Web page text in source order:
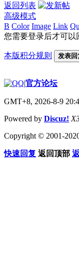
返回列表
高级模式
B Color Image Link
您需要登录后才可以
本版积分规则 发表回
|官方论坛
GMT+8, 2026-8-9
Powered by Discuz!
Copyright © 2001-
快速回复 返回顶部